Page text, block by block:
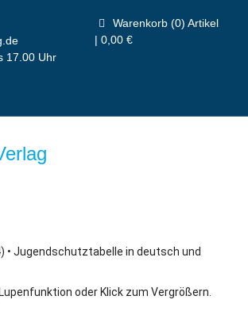
17.00 Uhr
Warenkorb (0) Artikel
| 0,00 €
Lupenfunktion oder Klick zum Vergrößern.